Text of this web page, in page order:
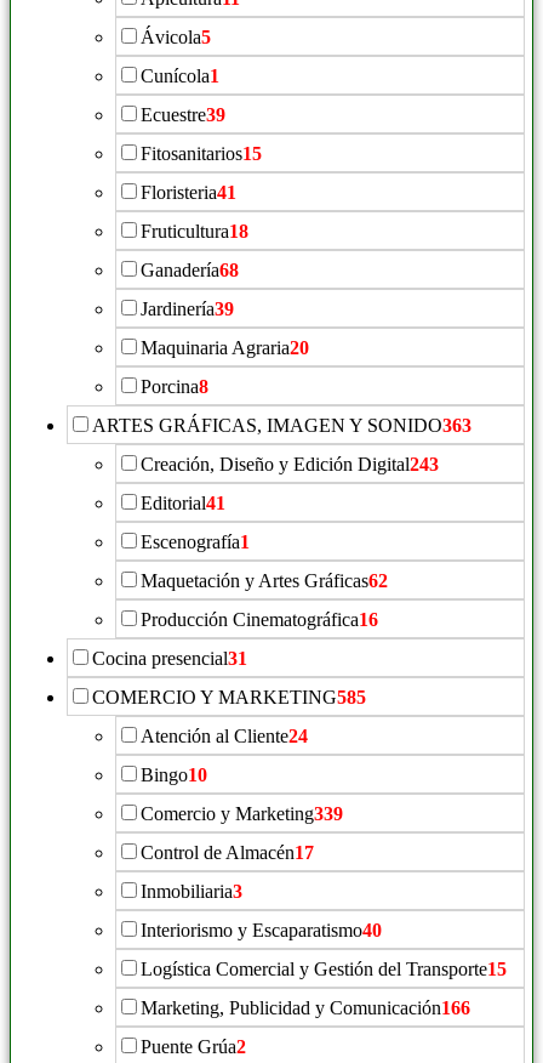
Ávicola5
Cunícola1
Ecuestre39
Fitosanitarios15
Floristeria41
Fruticultura18
Ganadería68
Jardinería39
Maquinaria Agraria20
Porcina8
ARTES GRÁFICAS, IMAGEN Y SONIDO363
Creación, Diseño y Edición Digital243
Editorial41
Escenografía1
Maquetación y Artes Gráficas62
Producción Cinematográfica16
Cocina presencial31
COMERCIO Y MARKETING585
Atención al Cliente24
Bingo10
Comercio y Marketing339
Control de Almacén17
Inmobiliaria3
Interiorismo y Escaparatismo40
Logística Comercial y Gestión del Transporte15
Marketing, Publicidad y Comunicación166
Puente Grúa2